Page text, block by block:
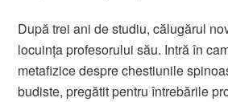
După trei ani de studiu, călugărul
locuinţa profesorului său. Intră în
metafizice despre chestiunile
budiste, pregătit pentru întrebările